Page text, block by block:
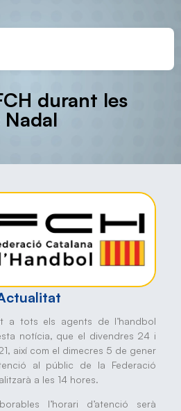
durant les
a tots els agents de l’handbol
notícia, que el divendres 24 i
així com el dimecres 5 de gener
al públic de la Federació
a les 14 hores.
l’horari d’atenció serà